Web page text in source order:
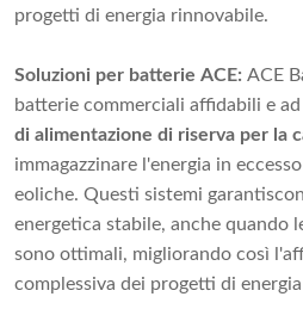
progetti di energia rinnovabile.
Soluzioni per batterie ACE: ACE
batterie commerciali affidabili e
di alimentazione di riserva per la
immagazzinare l'energia in
eoliche. Questi sistemi
energetica stabile, anche quando
sono ottimali, migliorando così
complessiva dei progetti di